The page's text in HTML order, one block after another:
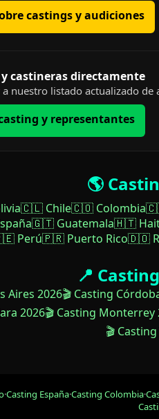
castings y audiciones
castineras directamente
nuestro listado actualizado de
y representantes
🌎
🇨🇱 Chile🇨🇴 Colombia
🇬🇹 Guatemala🇭🇹
Perú🇵🇷 Puerto Rico🇩🇴
📍
Aires 2026🎬 Casting
2026🎬 Casting Monterrey
🎬
·Casting España·Casting Colombia·